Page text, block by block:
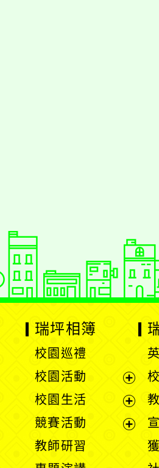
瑞坪相簿
校園巡禮
校園活動
展
選
校園生活
展
競賽活動
教師研習